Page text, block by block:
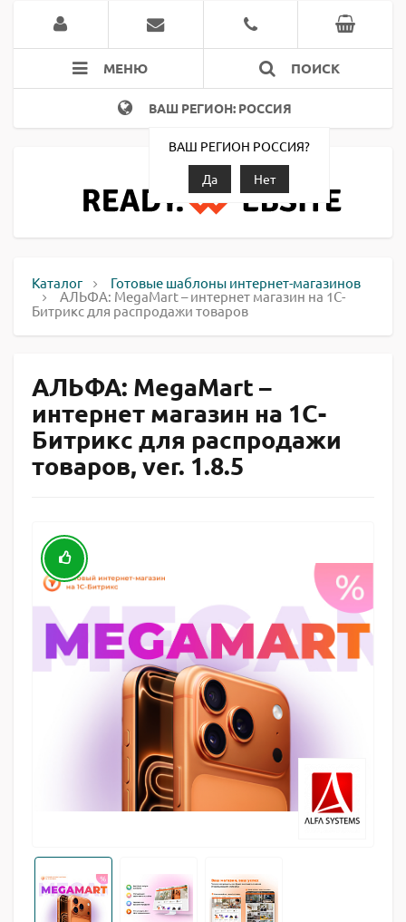
МЕНЮ ПОИСК
ВАШ РЕГИОН: РОССИЯ
ВАШ РЕГИОН РОССИЯ?
Да
Нет
Каталог Готовые шаблоны интернет-магазинов
АЛЬФА: MegaMart – интернет магазин на 1С-
Битрикс для распродажи товаров
АЛЬФА: MegaMart –
интернет магазин на 1С-
Битрикс для распродажи
товаров, ver. 1.8.5